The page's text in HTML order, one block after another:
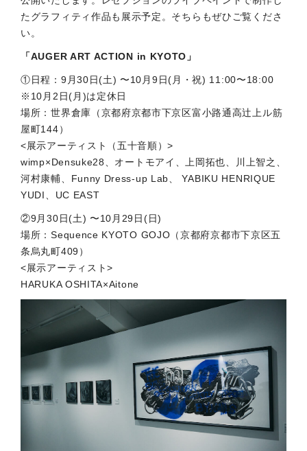
たグラフィティ作品も展示予定。そちらもぜひご覧くださ
い。
「AUGER ART ACTION in KYOTO」
①日程：9月30日(土) 〜10月9日(月・祝) 11:00〜18:00
※10月2日(月)は定休日
場所：世界倉庫（京都府京都市下京区富小路通高辻上ル筋
屋町144）
<展示アーティスト（五十音順）>
wimp×Densuke28、オートモアイ、上岡拓也、川上智之、
河村康輔、Funny Dress-up Lab、 YABIKU HENRIQUE
YUDI、UC EAST
②9月30日(土) 〜10月29日(日)
場所：Sequence KYOTO GOJO（京都府京都市下京区五
条烏丸町409）
<展示アーティスト>
HARUKA OSHITA×Aitone